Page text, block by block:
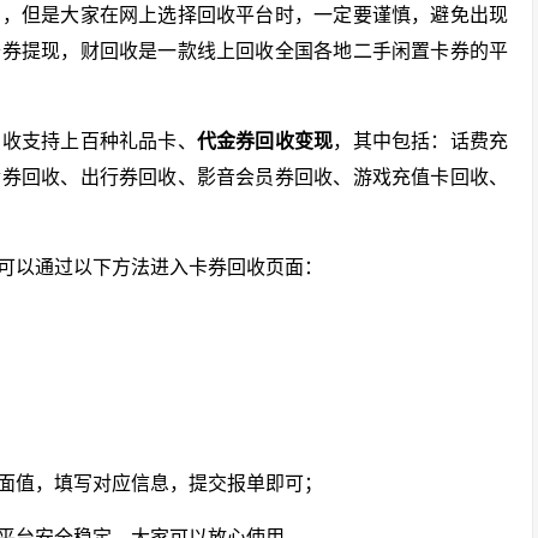
但是大家在网上选择回收平台时，一定要谨慎，避免出现
提现，财回收是一款线上回收全国各地二手闲置卡券的平
支持上百种礼品卡、 代金券回收变现，其中包括：话费充
回收、出行券回收、影音会员券回收、游戏充值卡回收、
通过以下方法进入卡券回收页面：
，填写对应信息，提交报单即可；